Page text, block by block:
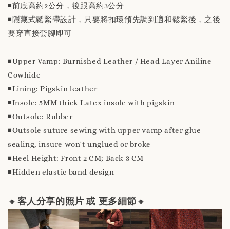
◾️前底高約2公分，後跟高約3公分
◾️隱藏式鬆緊帶設計，只要將扣環預先調到適和鬆緊後，之後
要穿直接套腳即可
---
◾️Upper Vamp: Burnished Leather / Head Layer Aniline
Cowhide
◾️Lining: Pigskin leather
◾️Insole: 5MM thick Latex insole with pigskin
◾️Outsole: Rubber
◾️Outsole suture sewing with upper vamp after glue
sealing, insure won't unglued or broke
◾️Heel Height: Front 2 CM; Back 3 CM
◾️Hidden elastic band design
🔸 客人分享的照片 或 更多細節 🔸